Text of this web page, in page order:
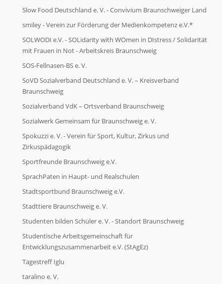
Slow Food Deutschland e. V. - Convivium Braunschweiger Land
smiley - Verein zur Förderung der Medienkompetenz e.V.*
SOLWODI e.V. - SOLidarity with WOmen in DIstress / Solidarität
mit Frauen in Not - Arbeitskreis Braunschweig
SOS-Fellnasen-BS e. V.
SoVD Sozialverband Deutschland e. V. – Kreisverband
Braunschweig
Sozialverband VdK – Ortsverband Braunschweig
Sozialwerk Gemeinsam für Braunschweig e. V.
Spokuzzi e. V. - Verein für Sport, Kultur, Zirkus und
Zirkuspädagogik
Sportfreunde Braunschweig e.V.
SprachPaten in Haupt- und Realschulen
Stadtsportbund Braunschweig e.V.
Stadttiere Braunschweig e. V.
Studenten bilden Schüler e. V. - Standort Braunschweig
Studentische Arbeitsgemeinschaft für
Entwicklungszusammenarbeit e.V. (StAgEz)
Tagestreff Iglu
taralino e. V.